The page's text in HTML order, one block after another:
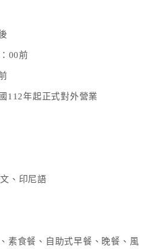
00前
112年起正式對外營業
、印尼語
素食餐、自助式早餐、晚餐、風